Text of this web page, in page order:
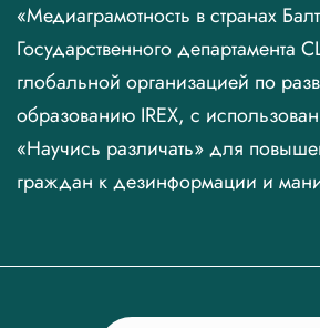
«Медиаграмотность в странах
Государственного
глобальной организацией по
образованию IREX, с
«Научись различать» для
граждан к дезинформации и